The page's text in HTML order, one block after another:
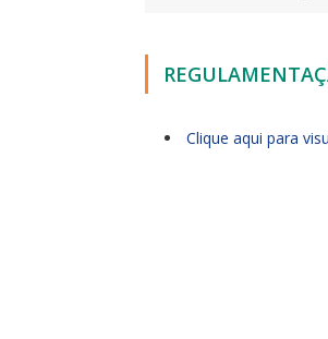
Clique aqui para